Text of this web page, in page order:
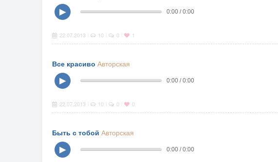
▶
0:00 / 0:00
22.07.2013 10 0 1
Все красиво Авторская
▶
0:00 / 0:00
22.07.2013 10 0 0
Быть с тобой Авторская
▶
0:00 / 0:00